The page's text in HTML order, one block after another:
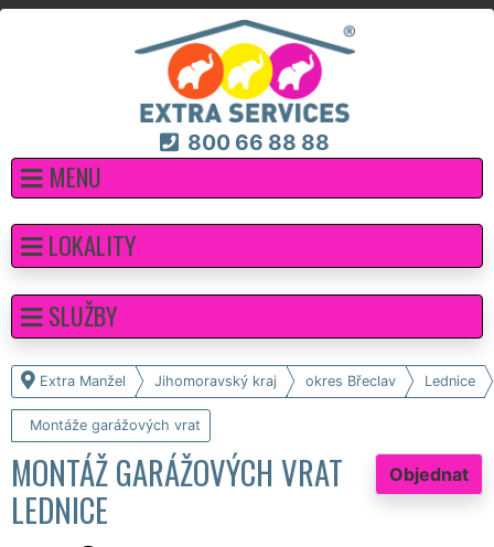
800 66 88 88
MENU
Extra Manžel Jihomoravský kraj okres Břeclav Lednice
Montáže garážových vrat
Objednat
MONTÁŽ GARÁŽOVÝCH VRAT
LEDNICE
LOKALITY
SLUŽBY